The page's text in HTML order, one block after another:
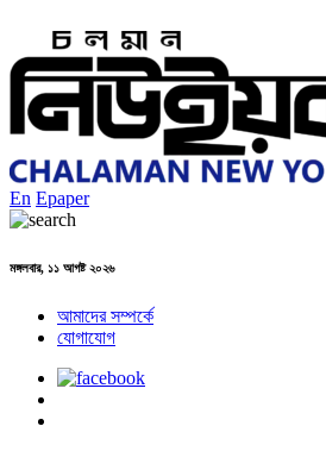
En Epaper
মঙ্গলবার, ১১ আগষ্ট ২০২৬
আমাদের সম্পর্কে
যোগাযোগ